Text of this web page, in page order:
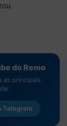
do Remo
as principais
Telegram